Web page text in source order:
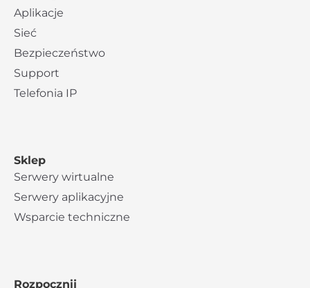
Aplikacje
Sieć
Bezpieczeństwo
Support
Telefonia IP
Sklep
Serwery wirtualne
Serwery aplikacyjne
Wsparcie techniczne
Rozpocznij